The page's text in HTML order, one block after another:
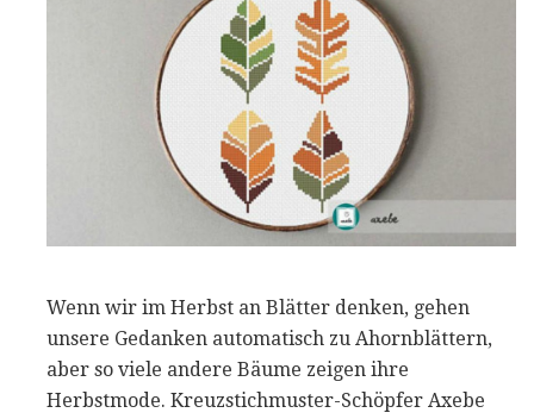
Wenn wir im Herbst an Blätter denken, gehen
unsere Gedanken automatisch zu Ahornblättern,
aber so viele andere Bäume zeigen ihre
Herbstmode. Kreuzstichmuster-Schöpfer Axebe